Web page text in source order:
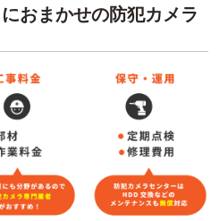
おまかせの防犯カメラ